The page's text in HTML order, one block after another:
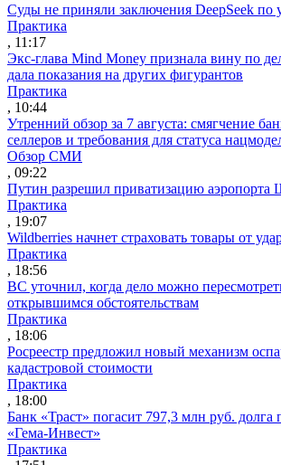
Суды не приняли заключения DeepSeek по
Практика
, 11:17
Экс-глава Mind Money признала вину по
дала показания на других фигурантов
Практика
, 10:44
Утренний обзор за 7 августа: смягчение
селлеров и требования для статуса
Обзор СМИ
, 09:22
Путин разрешил приватизацию аэропорта
Практика
, 19:07
Wildberries начнет страховать товары от
Практика
, 18:56
ВС уточнил, когда дело можно
открывшимся обстоятельствам
Практика
, 18:06
Росреестр предложил новый механизм
кадастровой стоимости
Практика
, 18:00
Банк «Траст» погасит 797,3 млн руб.
«Гема-Инвест»
Практика